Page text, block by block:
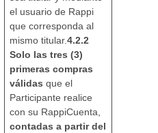
el usuario de Rappi
que corresponda al
mismo titular.4.2.2
Solo las tres (3)
primeras compras
válidas que el
Participante realice
con su RappiCuenta,
contadas a partir del